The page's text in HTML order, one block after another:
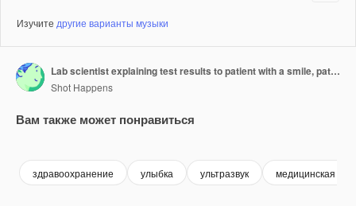
Изучите другие варианты музыки
Lab scientist explaining test results to patient with a smile, patient nodding in approval of the favorable results, demonstrating a positive doctor-patient interaction in a clinical setting
Shot Happens
Вам также может понравиться
здравоохранение улыбка ультразвук медицинская